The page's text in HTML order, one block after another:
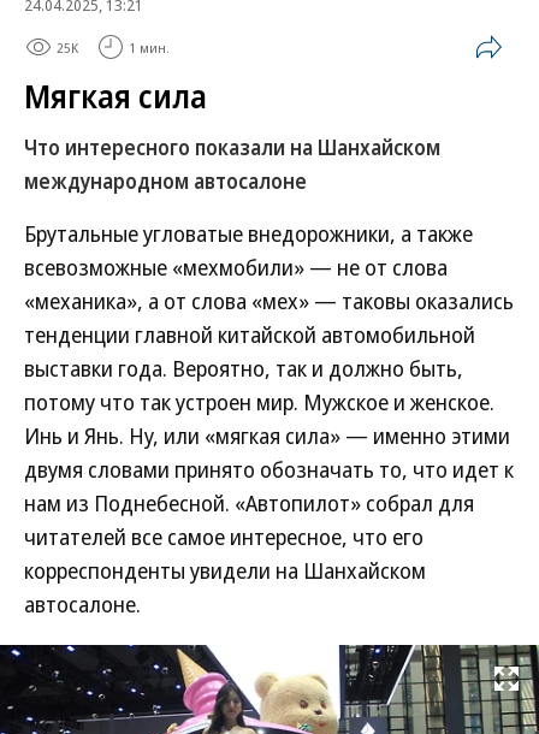
24.04.2025, 13:21
25K 1 мин.
Мягкая сила
Что интересного показали на Шанхайском
международном автосалоне
Брутальные угловатые внедорожники, а также
всевозможные «мехмобили» — не от слова
«механика», а от слова «мех» — таковы оказались
тенденции главной китайской автомобильной
выставки года. Вероятно, так и должно быть,
потому что так устроен мир. Мужское и женское.
Инь и Янь. Ну, или «мягкая сила» — именно этими
двумя словами принято обозначать то, что идет к
нам из Поднебесной. «Автопилот» собрал для
читателей все самое интересное, что его
корреспонденты увидели на Шанхайском
автосалоне.
Развернуть